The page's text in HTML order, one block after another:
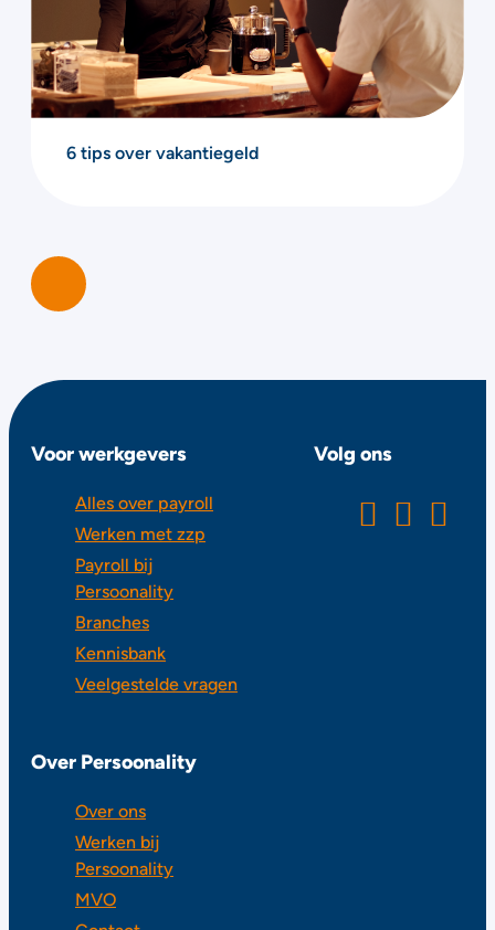
6 tips over vakantiegeld
Voor werkgevers
Alles over payroll
Werken met zzp
Payroll bij
Persoonality
Branches
Kennisbank
Veelgestelde vragen
Over Persoonality
Over ons
Werken bij
Persoonality
MVO
Volg ons